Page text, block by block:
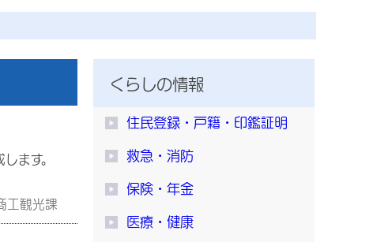
ます。
工観光課
くらしの情報
住民登録・戸籍・印鑑証明
救急・消防
保険・年金
医療・健康